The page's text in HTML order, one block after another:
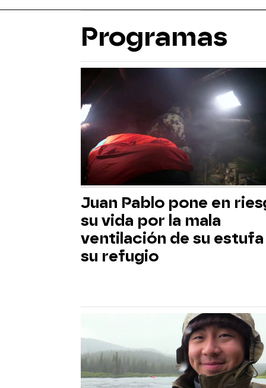
Programas
Juan Pablo pone en
su vida por la mala
ventilación de su estufa
su refugio